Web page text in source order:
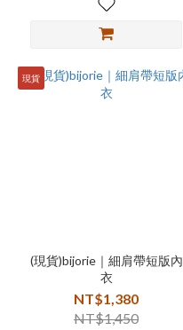
現貨
(現貨)bijorie｜細肩帶短版內
衣
NT$1,380
NT$1,450